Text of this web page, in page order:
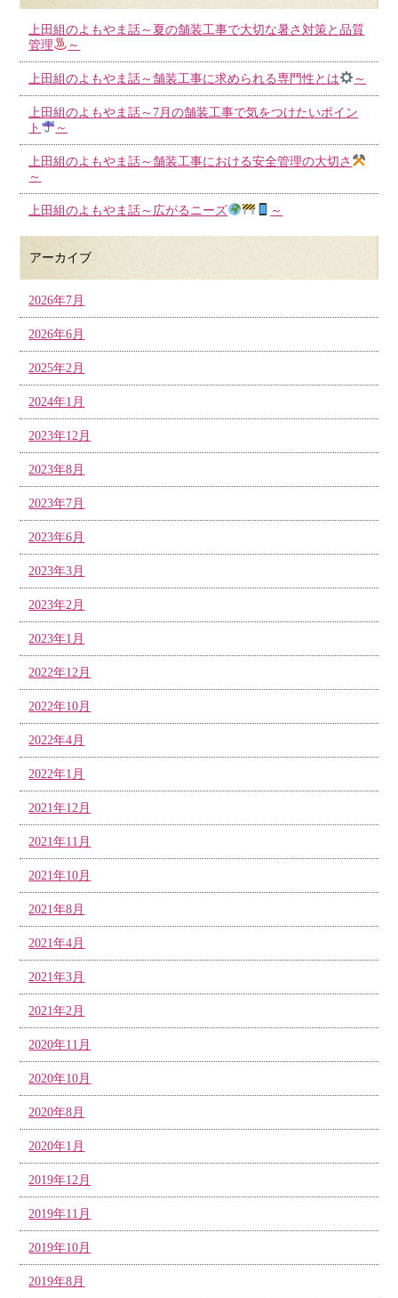
上田組のよもやま話～夏の舗装工事で大切な暑さ対策と品質
管理
～
上田組のよもやま話～舗装工事に求められる専門性とは ～
上田組のよもやま話～7月の舗装工事で気をつけたいポイン
ト
～
上田組のよもやま話～舗装工事における安全管理の大切さ
～
上田組のよもやま話～広がるニーズ ～
アーカイブ
2026年7月
2026年6月
2025年2月
2024年1月
2023年12月
2023年8月
2023年7月
2023年6月
2023年3月
2023年2月
2023年1月
2022年12月
2022年10月
2022年4月
2022年1月
2021年12月
2021年11月
2021年10月
2021年8月
2021年4月
2021年3月
2021年2月
2020年11月
2020年10月
2020年8月
2020年1月
2019年12月
2019年11月
2019年10月
2019年8月